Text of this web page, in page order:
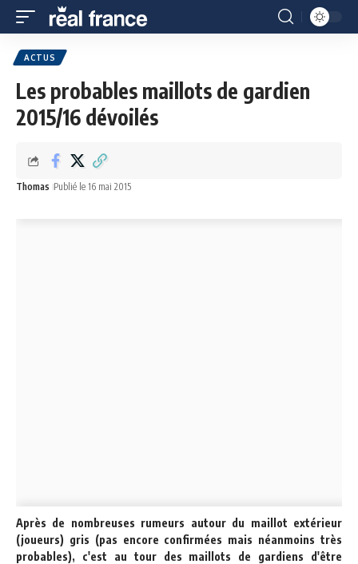
ACTUS
Les probables maillots de gardien
2015/16 dévoilés
Thomas Publié le 16 mai 2015
Après de nombreuses rumeurs autour du maillot extérieur
(joueurs) gris (pas encore confirmées mais néanmoins très
probables), c'est au tour des maillots de gardiens d'être